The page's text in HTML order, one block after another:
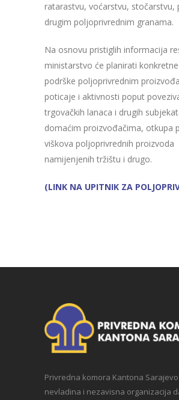
ratarastvu, voćarstvu, stočarstvu,
drugim poljoprivrednim granama.
Na osnovu pristiglih informacija
ministarstvo će planirati
podrške poljoprivrednim
poticaje i aktivnosti poput
trgovačkih lanaca i drugih
domaćim proizvođačima, otkupa
viškova poljoprivrednih proizvoda
namijenjenih tržištu i drugo.
(LINK NA UPITNIK ZA
Privredna komora Kantona
nevladina i nezavisna organizacija